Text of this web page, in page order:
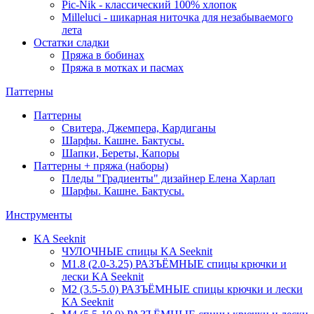
Pic-Nik - классический 100% хлопок
Milleluci - шикарная ниточка для незабываемого
лета
Остатки сладки
Пряжа в бобинах
Пряжа в мотках и пасмах
Паттерны
Паттерны
Свитера, Джемпера, Кардиганы
Шарфы. Кашне. Бактусы.
Шапки, Береты, Капоры
Паттерны + пряжа (наборы)
Пледы "Градиенты" дизайнер Елена Харлап
Шарфы. Кашне. Бактусы.
Инструменты
KA Seeknit
ЧУЛОЧНЫЕ спицы KA Seeknit
М1.8 (2.0-3.25) РАЗЪЁМНЫЕ спицы крючки и
лески KA Seeknit
М2 (3.5-5.0) РАЗЪЁМНЫЕ спицы крючки и лески
KA Seeknit